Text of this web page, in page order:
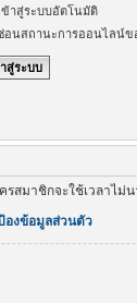
ข้าสู่ระบบอัตโนมัติ
อนสถานะการออนไลน์ข
สมาชิกจะใช้เวลาไ
องข้อมูลส่วนตัว